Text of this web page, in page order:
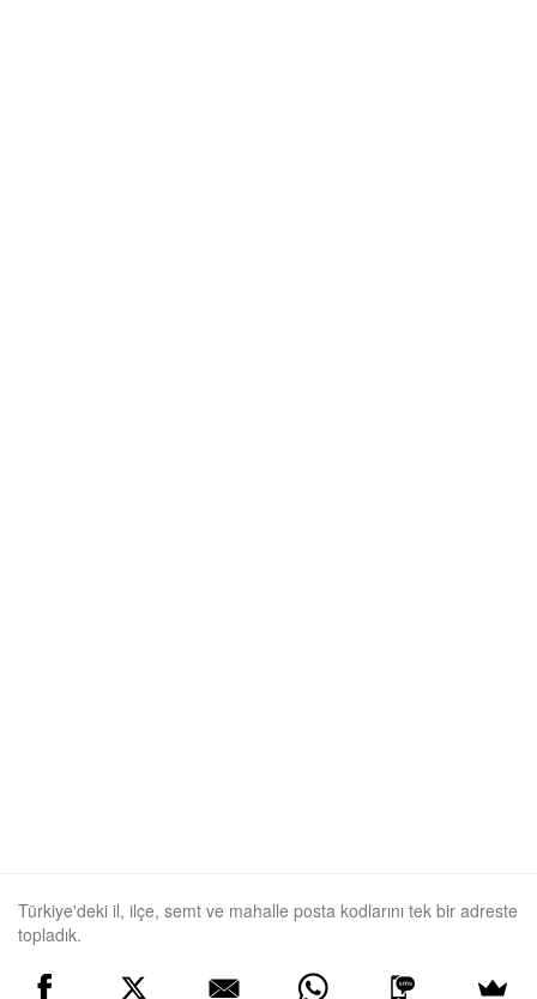
Türkiye'deki il, ilçe, semt ve mahalle posta kodlarını tek bir adreste
topladık.